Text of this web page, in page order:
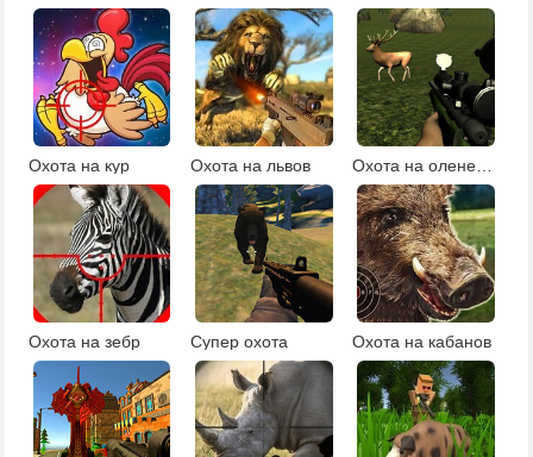
Охота на кур Охота на львов Охота на оленей 3Д
Охота на зебр Супер охота Охота на кабанов